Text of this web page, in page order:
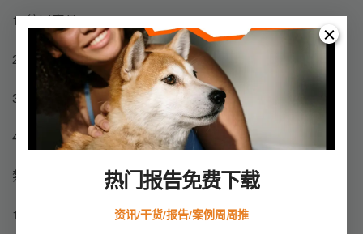
热门报告免费下载
资讯/干货/报告/案例周周推
1. 仿冒产品
2. 危险的产品或服务
3. 促成不诚实行为
4. 不当内容
禁止的行为：
1. 滥用广告网络